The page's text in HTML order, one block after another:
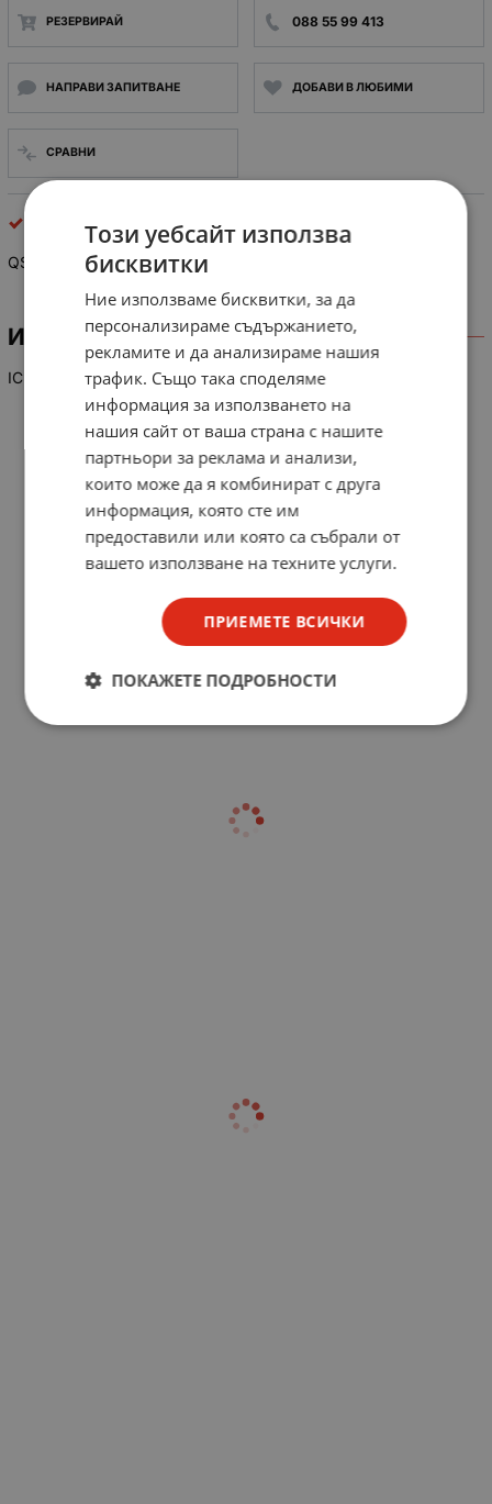
РЕЗЕРВИРАЙ 088 55 99 413
НАПРАВИ ЗАПИТВАНЕ ДОБАВИ В ЛЮБИМИ
СРАВНИ
интегрални схеми
QSMQBORSN 031 103
ИНФОРМАЦИЯ
IC Processor FUNAI
Този уебсайт използва
бисквитки
Ние използваме бисквитки, за да
персонализираме съдържанието,
рекламите и да анализираме нашия
трафик. Също така споделяме
информация за използването на
нашия сайт от ваша страна с нашите
партньори за реклама и анализи,
които може да я комбинират с друга
информация, която сте им
предоставили или която са събрали от
вашето използване на техните услуги.
ПРИЕМЕТЕ ВСИЧКИ
ПОКАЖЕТЕ ПОДРОБНОСТИ